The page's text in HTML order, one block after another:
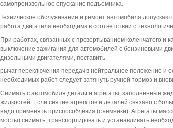
самопроизвольное опускание подъемника.
Техническое обслуживание и ремонт автомобиля
работа двигателя необходима в соответствии с
При работах, связанных с провертыванием коленчатого и
выключение зажигания для автомобилей с бензиновыми
дизельными двигателями, поставить
рычаг переключения передач в нейтральное положение и
необходимых работ следует затянуть ручной тормоз и
Снимать с автомобиля детали и агрегаты, заполненные
жидкостей. Если снятие агрегатов и деталей связано с
надо применять приспособления (съемники). Агрегаты
мосты) снимать, транспортировать и устанавливать